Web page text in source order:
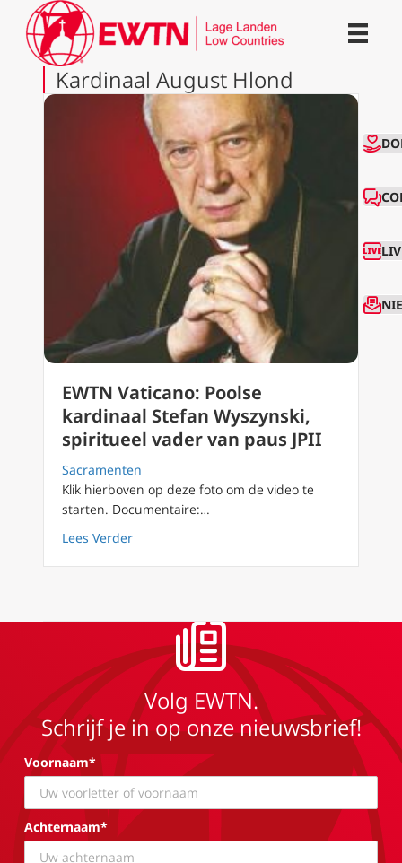
Kardinaal August Hlond
EWTN Vaticano: Poolse
kardinaal Stefan Wyszynski,
spiritueel vader van paus JPII
Sacramenten
Klik hierboven op deze foto om de video te
starten. Documentaire:…
Lees Verderabout EWTN Vaticano: Poolse kardinaal
Volg EWTN.
Schrijf je in op onze nieuwsbrief!
Voornaam*
Achternaam*